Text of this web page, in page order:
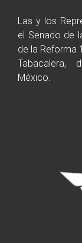
Las y los
el Senado de
de la Reforma
Tabacalera,
México.